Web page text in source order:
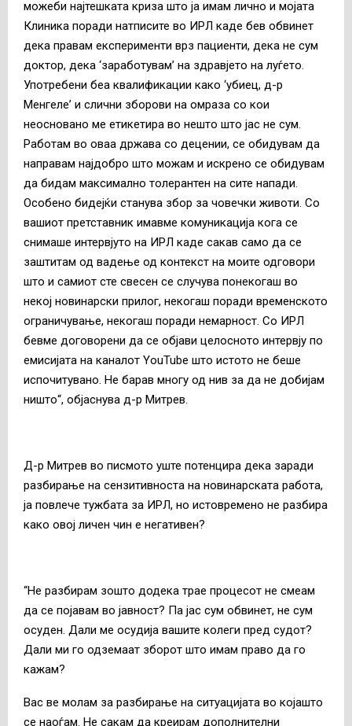
можеби најтешката криза што ја имам лично и мојата
Клиника поради натписите во ИРЛ каде бев обвинет
дека правам експерименти врз пациенти, дека не сум
доктор, дека ‘заработувам’ на здравјето на луѓето.
Употребени беа квалификации како ‘убиец, д-р
Менгеле’ и слични зборови на омраза со кои
неосновано ме етикетира во нешто што јас не сум.
Работам во оваа држава со децении, се обидувам да
направам најдобро што можам и искрено се обидувам
да бидам максимално толерантен на сите напади.
Особено бидејќи станува збор за човечки животи. Со
вашиот претставник имавме комуникација кога се
снимаше интервјуто на ИРЛ каде сакав само да се
заштитам од вадење од контекст на моите одговори
што и самиот сте свесен се случува понекогаш во
некој новинарски прилог, некогаш поради временското
ограничување, некогаш поради немарност. Со ИРЛ
бевме договорени да се објави целосното интервју по
емисијата на каналот YouTube што истото не беше
испочитувано. Не барав многу од нив за да не добијам
ништо“, објаснува д-р Митрев.
Д-р Митрев во писмото уште потенцира дека заради
разбирање на сензитивноста на новинарската работа,
ја повлече тужбата за ИРЛ, но истовремено не разбира
како овој личен чин е негативен?
“Не разбирам зошто додека трае процесот не смеам
да се појавам во јавност? Па јас сум обвинет, не сум
осуден. Дали ме осудија вашите колеги пред судот?
Дали ми го одземаат зборот што имам право да го
кажам?
Вас ве молам за разбирање на ситуацијата во којашто
се наоѓам. Не сакам да креирам дополнителни